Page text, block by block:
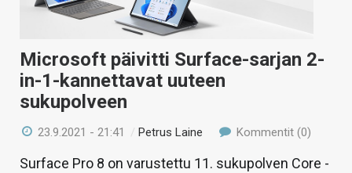
VAIHDA TEEMA
HAKU
Microsoft päivitti Surface-sarjan 2-
in-1-kannettavat uuteen
sukupolveen
23.9.2021 - 21:41 /Petrus Laine Kommentit (0)
Surface Pro 8 on varustettu 11. sukupolven Core -